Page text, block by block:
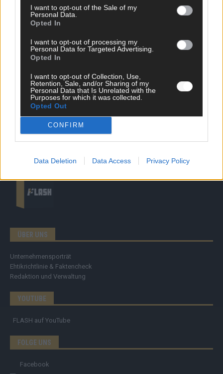
I want to opt-out of the Sale of my
Personal Data.
Opted In
I want to opt-out of processing my
Personal Data for Targeted Advertising.
Opted In
I want to opt-out of Collection, Use,
Retention, Sale, and/or Sharing of my
Personal Data that Is Unrelated with the
Purposes for which it was collected.
Opted Out
CONFIRM
Data Deletion Data Access Privacy Policy
DIREKT ZUM THEMA
Politik & Co
Tipps & Tricks
Brainpower
Specials
Meinung
Streams & Storys
ÜBER UNS
Unternehmensporträt
Ehtikrichtlinie & Faktencheck
Redaktion und Verwaltung
YOUTUBE
FLASH auf YouTube
FOLGE UNS
Facebook